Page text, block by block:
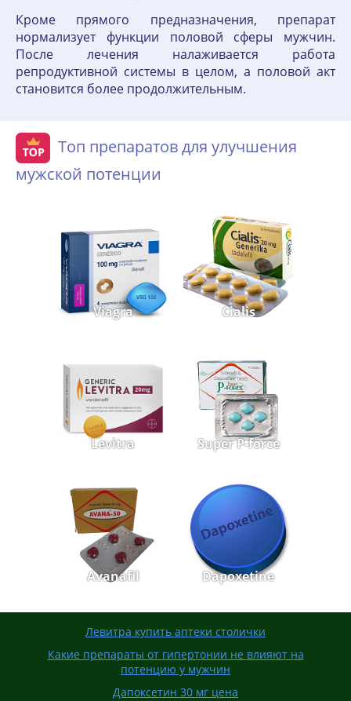
Кроме прямого предназначения, препарат
нормализует функции половой сферы мужчин.
После лечения налаживается работа
репродуктивной системы в целом, а половой акт
становится более продолжительным.
Топ препаратов для улучшения
мужской потенции
Viagra Cialis
Levitra Super P-force
Avanafil Dapoxetine
Левитра купить аптеки столички
Какие препараты от гипертонии не влияют на
потенцию у мужчин
Дапоксетин 30 мг цена